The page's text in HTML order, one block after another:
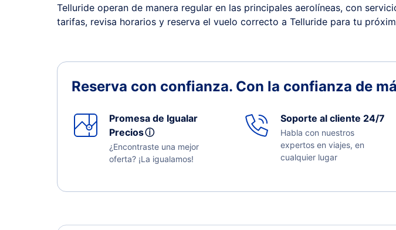
Telluride operan de manera regular en las principales aerolíneas, con
tarifas, revisa horarios y reserva el vuelo correcto a Telluride para tu
Reserva con confianza. Con la confianza de
Promesa de Igualar
Preciosⓘ
¿Encontraste una mejor
oferta? ¡La igualamos!
Soporte al cliente 24/7
Habla con nuestros
expertos en viajes, en
cualquier lugar